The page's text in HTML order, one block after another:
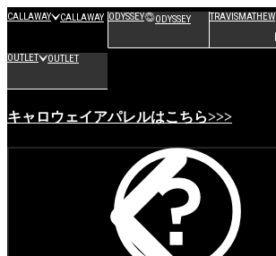
CALLAWAY CALLAWAY ODYSSEY ODYSSEY TRAVISMATHEW
OUTLET OUTLET
キャロウェイアパレルはこちら>>>